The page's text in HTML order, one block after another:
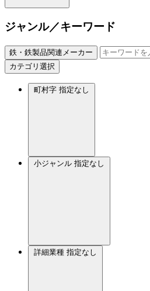
ジャンル／キーワード
鉄・鉄製品関連メーカー
カテゴリ選択
町村字 指定なし
小ジャンル 指定なし
詳細業種 指定なし